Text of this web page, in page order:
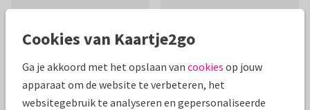
Productinformatie
Cookies van Kaartje2go
Ga je akkoord met het opslaan van cookies op jouw
apparaat om de website te verbeteren, het
websitegebruik te analyseren en gepersonaliseerde